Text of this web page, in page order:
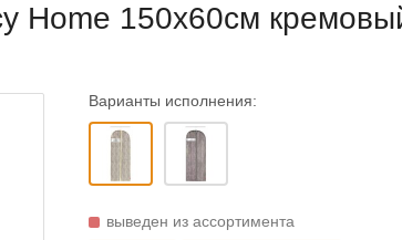
Home 150x60см
Варианты исполнения:
выведен из ассортимента